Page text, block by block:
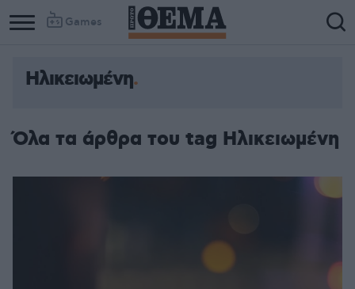
Games
Ηλικειωμένη
Όλα τα άρθρα του tag Ηλικειωμένη